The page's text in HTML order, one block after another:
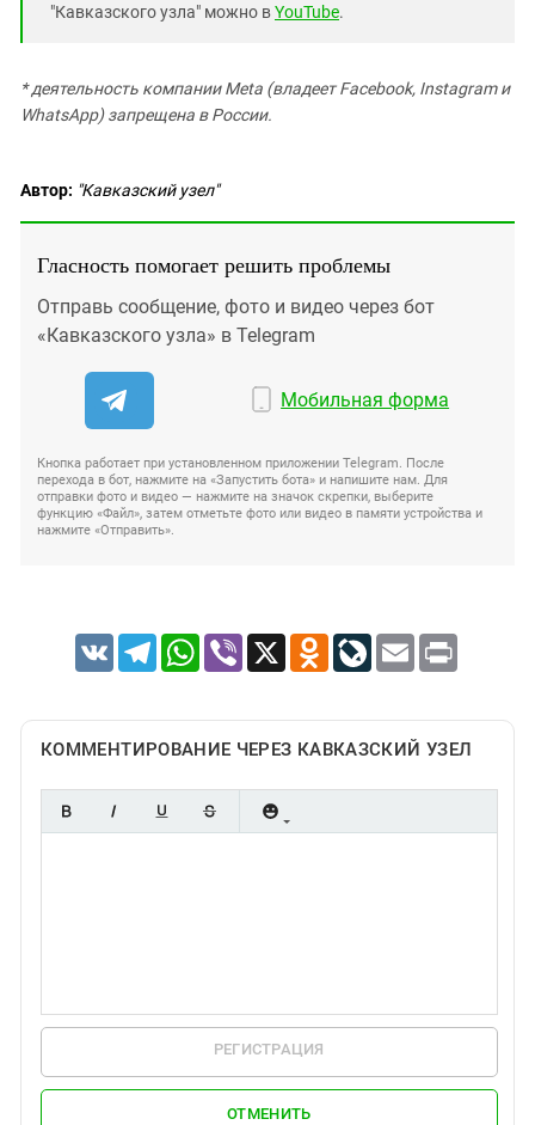
"Кавказского узла" можно вYouTube.
* деятельность компании Meta (владеет Facebook, Instagram и
WhatsApp) запрещена в России.
Автор: "Кавказский узел"
Гласность помогает решить проблемы
Отправь сообщение, фото и видео через бот
«Кавказского узла» в Telegram
Мобильная форма
Кнопка работает при установленном приложении Telegram. После
перехода в бот, нажмите на «Запустить бота» и напишите нам. Для
отправки фото и видео — нажмите на значок скрепки, выберите
функцию «Файл», затем отметьте фото или видео в памяти устройства и
нажмите «Отправить».
VK TelegramWhatsApp
Viber X Odnoklassniki
LiveJournal
Email Print
КОММЕНТИРОВАНИЕ ЧЕРЕЗ КАВКАЗСКИЙ УЗЕЛ
РЕГИСТРАЦИЯ
ОТМЕНИТЬ